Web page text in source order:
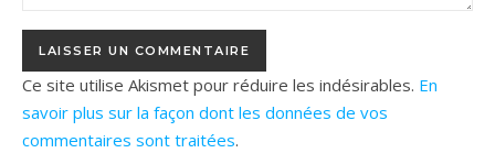
Ce site utilise Akismet pour réduire les indésirables. En
savoir plus sur la façon dont les données de vos
commentaires sont traitées.